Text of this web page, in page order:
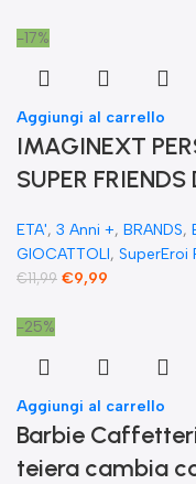
-17%
Aggiungi al carrello
IMAGINEXT
SUPER
ETA', 3 Anni +, BRANDS,
GIOCATTOLI, SuperEroi
€11,99 €9,99
-25%
Aggiungi al carrello
​Barbie
teiera cambia